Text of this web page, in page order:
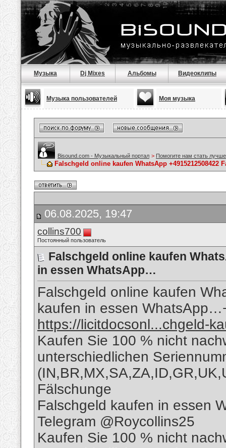
Музыка Dj Mixes Альбомы Видеоклипы
Музыка пользователей Моя музыка
Bisound.com - Музыкальный портал > Помогите нам стать
Falschgeld online kaufen WhatsApp
06.08.2025, 19:47
collins700
Постоянный пользователь
Falschgeld online kaufen
in essen WhatsApp…
Falschgeld online kaufen
kaufen in essen
https://licitdocsonl...chgeld-
Kaufen Sie 100 % nicht
unterschiedlichen
Fälschunge
Falschgeld kaufen in essen
Telegram @Roycollins25
Kaufen Sie 100 % nicht